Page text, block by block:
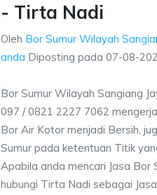
- Tirta Nadi
Oleh Bor Sumur Wilayah
anda Diposting pada 07-08-
Bor Sumur Wilayah Sangiang
097 / 0821 2227 7062
Bor Air Kotor menjadi Bersih,
Sumur pada ketentuan Titik
Apabila anda mencari Jasa Bor
hubungi Tirta Nadi sebagai